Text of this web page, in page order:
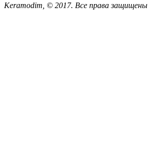
Keramodim, © 2017. Все права защищены